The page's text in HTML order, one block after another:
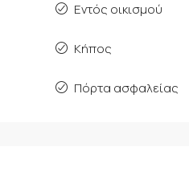
Εντός οικισμού
Κήπος
Πόρτα ασφαλείας